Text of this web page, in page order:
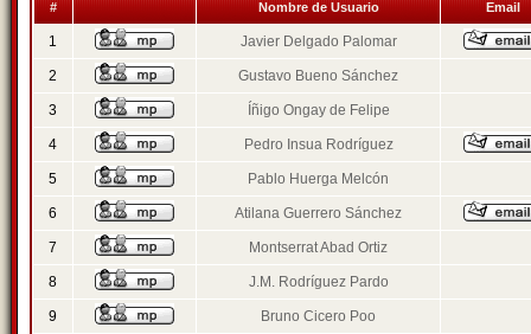
# Nombre de Usuario Email
1 Javier Delgado Palomar
2 Gustavo Bueno Sánchez
3 Íñigo Ongay de Felipe
4 Pedro Insua Rodríguez
5 Pablo Huerga Melcón
6 Atilana Guerrero Sánchez
7 Montserrat Abad Ortiz
8 J.M. Rodríguez Pardo
9 Bruno Cicero Poo